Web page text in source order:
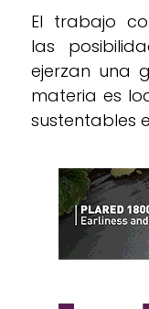
El trabajo
las
ejerzan una
materia es
sustentables